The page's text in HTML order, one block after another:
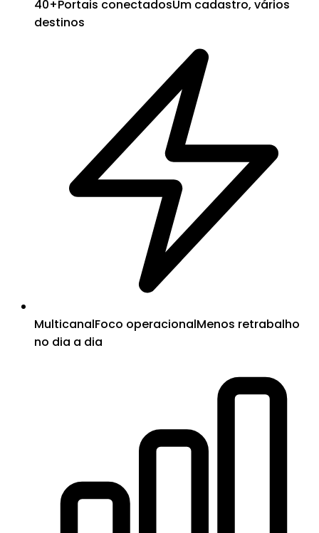
40+Portais conectadosUm cadastro, vários
destinos
MulticanalFoco operacionalMenos retrabalho
no dia a dia